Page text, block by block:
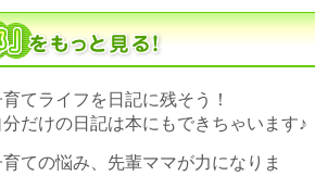
てライフを日記に残そう！
分だけの日記は本にもできちゃいます♪
ての悩み、先輩ママが力になりま